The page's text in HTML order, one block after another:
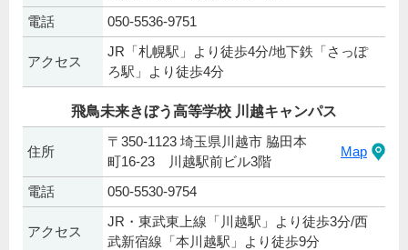
電話 050-5536-9751
アクセス
JR「札幌駅」より徒歩4分/地下鉄「さっぽ
ろ駅」より徒歩4分
飛鳥未来きぼう高等学校 川越キャンパス
住所
〒350-1123 埼玉県川越市 脇田本
町16-23 川越駅前ビル3階
Map
電話 050-5530-9754
アクセス
JR・東武東上線「川越駅」より徒歩3分/西
武新宿線「本川越駅」より徒歩9分